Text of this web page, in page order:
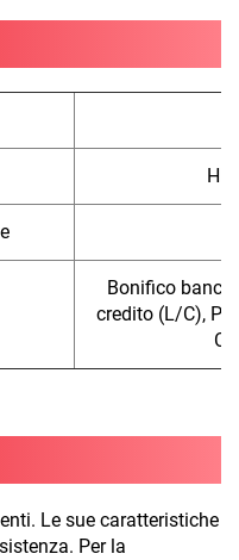
Bonifico
credito (L/C),
Le sue caratteristiche
Per la